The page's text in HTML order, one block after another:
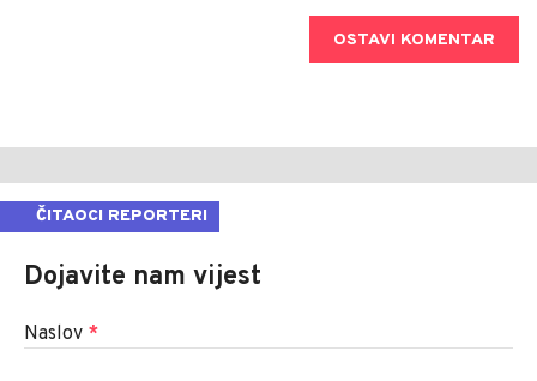
OSTAVI KOMENTAR
ČITAOCI REPORTERI
Dojavite nam vijest
Naslov *